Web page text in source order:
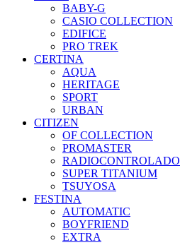
BABY-G
CASIO COLLECTION
EDIFICE
PRO TREK
CERTINA
AQUA
HERITAGE
SPORT
URBAN
CITIZEN
OF COLLECTION
PROMASTER
RADIOCONTROLADO
SUPER TITANIUM
TSUYOSA
FESTINA
AUTOMATIC
BOYFRIEND
EXTRA